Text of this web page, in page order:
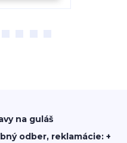
na guláš
odber, reklamácie: +